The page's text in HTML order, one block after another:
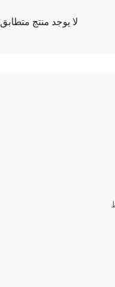
لا يوجد منتج